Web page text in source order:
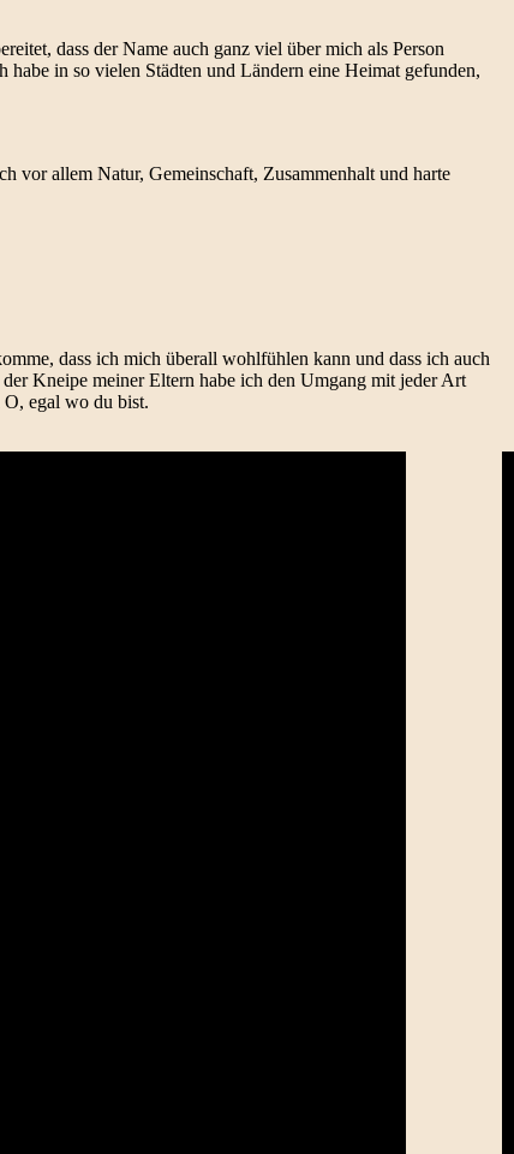
dass der Name auch ganz viel über mich als Person
in so vielen Städten und Ländern eine Heimat gefunden,
vor allem Natur, Gemeinschaft, Zusammenhalt und harte
dass ich mich überall wohlfühlen kann und dass ich auch
Kneipe meiner Eltern habe ich den Umgang mit jeder Art
egal wo du bist.